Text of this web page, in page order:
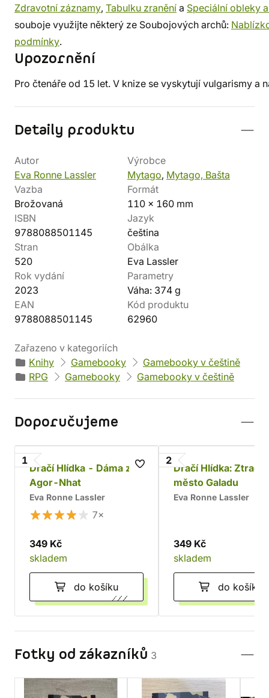
Zdravotní záznamy, Tabulku zranění a Speciální obleky
souboje využijte některý ze Soubojových archů:
podmínky.
Upozornění
Pro čtenáře od 15 let. V knize se vyskytují vulgarismy a
Detaily produktu
Autor
Eva Ronne Lassler
Výrobce
Mytago, Mytago, Bašta
Vazba
Brožovaná
Formát
110 x 160 mm
ISBN
9788088501145
Jazyk
čeština
Stran
520
Obálka
Eva Lassler
Rok vydání
2023
Parametry
Váha: 374 g
EAN
9788088501145
Kód produktu
62960
Zařazeno v kategoriích
Knihy
Gamebooky
Gamebooky v češtině
RPG
Gamebooky Gamebooky v češtině
Doporučujeme
1
Dračí Hlídka - Dáma z
Agor-Nhat
Eva Ronne Lassler
7×
349 Kč
skladem
do košíku
2
Dračí Hlídka:
město Galadu
Eva Ronne Lassler
349 Kč
skladem
do košíku
Fotky od zákazníků 3